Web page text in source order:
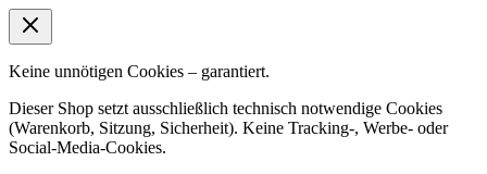
Keine unnötigen Cookies – garantiert.
Dieser Shop setzt ausschließlich technisch notwendige Cookies
(Warenkorb, Sitzung, Sicherheit). Keine Tracking-, Werbe- oder
Social-Media-Cookies.